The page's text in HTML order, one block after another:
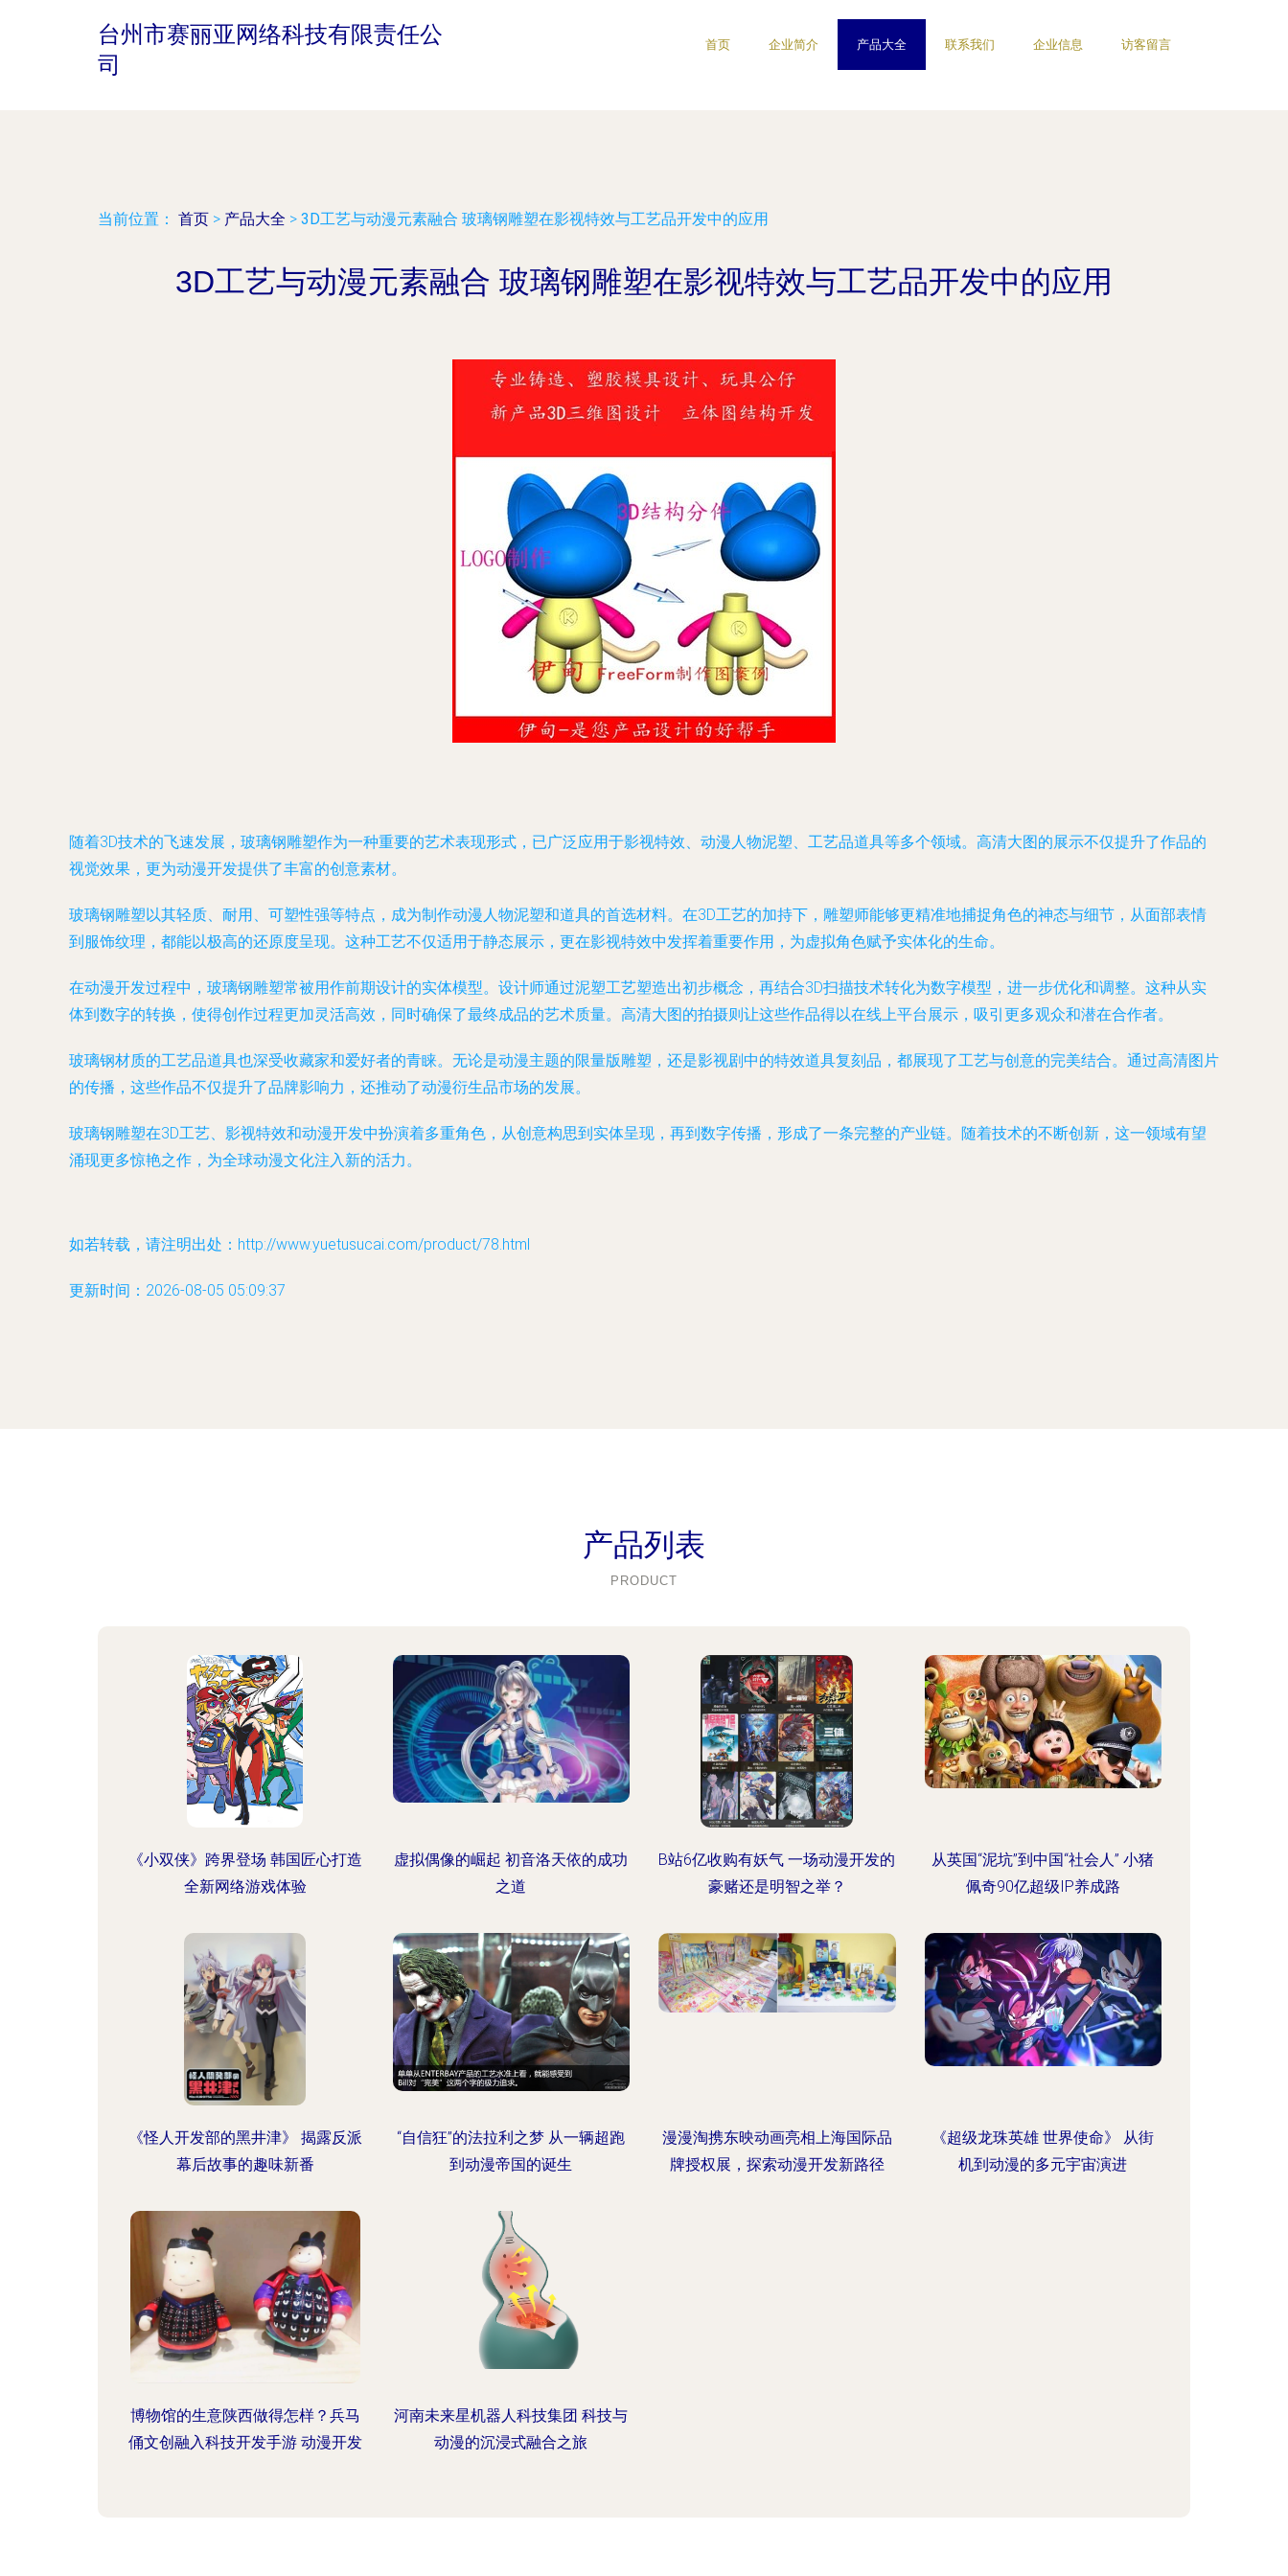
台州市赛丽亚网络科技有限责任公
司
首页 企业简介 产品大全 联系我们 企业信息 访客留言
当前位置： 首页 > 产品大全 > 3D工艺与动漫元素融合 玻璃钢雕塑在影视特效与工艺品开发中的应用
3D工艺与动漫元素融合 玻璃钢雕塑在影视特效与工艺品开发中的应用
随着3D技术的飞速发展，玻璃钢雕塑作为一种重要的艺术表现形式，已广泛应用于影视特效、动漫人物泥塑、工艺品道具等多个领域。高清大图的展示不仅提升了作品的
视觉效果，更为动漫开发提供了丰富的创意素材。
玻璃钢雕塑以其轻质、耐用、可塑性强等特点，成为制作动漫人物泥塑和道具的首选材料。在3D工艺的加持下，雕塑师能够更精准地捕捉角色的神态与细节，从面部表情
到服饰纹理，都能以极高的还原度呈现。这种工艺不仅适用于静态展示，更在影视特效中发挥着重要作用，为虚拟角色赋予实体化的生命。
在动漫开发过程中，玻璃钢雕塑常被用作前期设计的实体模型。设计师通过泥塑工艺塑造出初步概念，再结合3D扫描技术转化为数字模型，进一步优化和调整。这种从实
体到数字的转换，使得创作过程更加灵活高效，同时确保了最终成品的艺术质量。高清大图的拍摄则让这些作品得以在线上平台展示，吸引更多观众和潜在合作者。
玻璃钢材质的工艺品道具也深受收藏家和爱好者的青睐。无论是动漫主题的限量版雕塑，还是影视剧中的特效道具复刻品，都展现了工艺与创意的完美结合。通过高清图片
的传播，这些作品不仅提升了品牌影响力，还推动了动漫衍生品市场的发展。
玻璃钢雕塑在3D工艺、影视特效和动漫开发中扮演着多重角色，从创意构思到实体呈现，再到数字传播，形成了一条完整的产业链。随着技术的不断创新，这一领域有望
涌现更多惊艳之作，为全球动漫文化注入新的活力。
如若转载，请注明出处：http://www.yuetusucai.com/product/78.html
更新时间：2026-08-05 05:09:37
产品列表
PRODUCT
《小双侠》跨界登场 韩国匠心打造
全新网络游戏体验
虚拟偶像的崛起 初音洛天依的成功
之道
B站6亿收购有妖气 一场动漫开发的
豪赌还是明智之举？
从英国“泥坑”到中国“社会人” 小猪
佩奇90亿超级IP养成路
《怪人开发部的黑井津》 揭露反派
幕后故事的趣味新番
“自信狂”的法拉利之梦 从一辆超跑
到动漫帝国的诞生
漫漫淘携东映动画亮相上海国际品
牌授权展，探索动漫开发新路径
《超级龙珠英雄 世界使命》 从街
机到动漫的多元宇宙演进
博物馆的生意陕西做得怎样？兵马
俑文创融入科技开发手游 动漫开发
河南未来星机器人科技集团 科技与
动漫的沉浸式融合之旅